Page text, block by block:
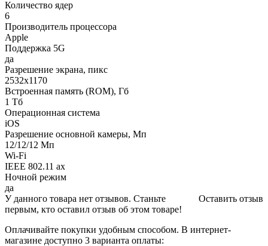
Количество ядер
6
Производитель процессора
Apple
Поддержка 5G
да
Разрешение экрана, пикс
2532x1170
Встроенная память (ROM), Гб
1 Тб
Операционная система
iOS
Разрешение основной камеры, Мп
12/12/12 Мп
Wi-Fi
IEEE 802.11 ax
Ночной режим
да
Оставить отзыв
У данного товара нет отзывов. Станьте
первым, кто оставил отзыв об этом товаре!
Оплачивайте покупки удобным способом. В интернет-
магазине доступно 3 варианта оплаты: